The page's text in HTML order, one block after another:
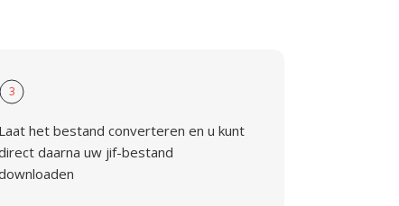
3
Laat het bestand converteren en u kunt
daarna uw jif-bestand